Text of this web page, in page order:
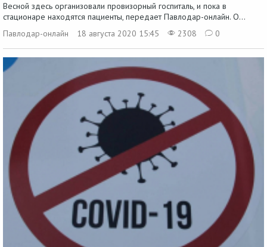
Весной здесь организовали провизорный госпиталь, и пока в
стационаре находятся пациенты, передает Павлодар-онлайн. О...
Павлодар-онлайн
18 августа 2020 15:45 2308 0